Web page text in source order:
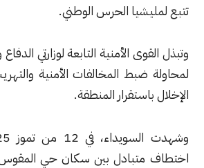
الحرس الوطني.
الأمنية التابعة لوزارتي الدفاع
ضبط المخالفات الأمنية والتهريب
المنطقة.
وشهدت
بين سكان حي المقوس في